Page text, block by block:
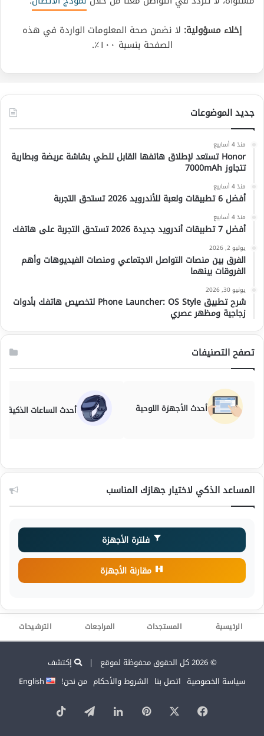
إخلاء مسؤولية: لا نضمن صحة المعلومات الواردة في هذه
الصفحة بنسبة ١٠٠٪.
جديد الموضوعات
منذ 4 أسابيع
Honor تستعد لإطلاق هاتفها القابل للطي بشاشة عريضة وبطارية
تتجاوز 7000mAh
منذ 4 أسابيع
أفضل 6 تطبيقات ولعبة للأندرويد 2026 تستحق التجربة
منذ 4 أسابيع
أفضل 7 تطبيقات أندرويد جديدة 2026 تستحق التجربة على هاتفك
يوليو 2, 2026
الفرق بين منصات التواصل الاجتماعي ومنصات الفيديوهات وأهم
الفروقات بينهما
يونيو 30, 2026
شرح تطبيق Phone Launcher: OS Style لتخصيص هاتفك بأدوات
زجاجية ومظهر عصري
تصفح التصنيفات
أحدث الأجهزة اللوحية أحدث الساعات الذكية
المساعد الذكي لاختيار جهازك المناسب
فلترة الأجهزة
مقارنة الأجهزة
الرئيسية المستجدات المراجعات الترشيحات
© 2026 كل الحقوق محفوظة لموقع |
إكتشف
سياسة الخصوصية اتصل بنا الشروط والأحكام من نحن! English
فيسبوك بينتيريستلينكدإنتيلقرام